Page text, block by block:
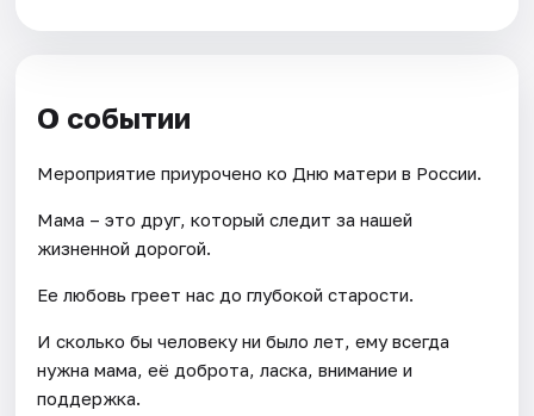
О событии
Мероприятие приурочено ко Дню матери в России.
Мама – это друг, который следит за нашей
жизненной дорогой.
Ее любовь греет нас до глубокой старости.
И сколько бы человеку ни было лет, ему всегда
нужна мама, её доброта, ласка, внимание и
поддержка.